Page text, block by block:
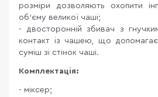
розміри дозволяють охопити
об'єму великої чаші;
- двосторонній збивач з
контакт із чашею, що допомагає
суміш зі стінок чаші.
Комплектація:
- міксер;